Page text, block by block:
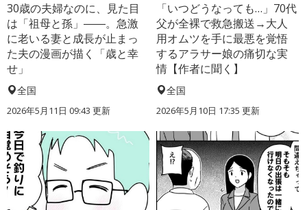
30歳の夫婦なのに、見た目
は「祖母と孫」――。急激
に老いる妻と成長が止まっ
た夫の漫画が描く「歳と幸
せ」
全国
2026年5月11日 09:43 更新
「いつどうなっても…」70代
父が全裸で救急搬送→大人
用オムツを手に最悪を覚悟
するアラサー娘の痛切な実
情【作者に聞く】
全国
2026年5月10日 17:35 更新